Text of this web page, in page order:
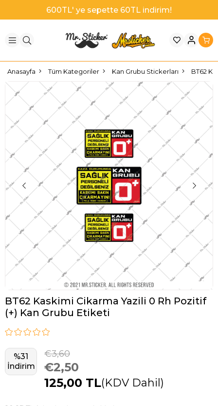
1000TL' ye sepette 100TL indirim!
Anasayfa Tüm Kategoriler Kan Grubu Stickerları
BT62 Kaskimi Cikarma Yazili 0 Rh Pozitif
(+) Kan Grubu Etiketi
%31
İndirim
€3,60
€2,50
125,00 TL(KDV Dahil)